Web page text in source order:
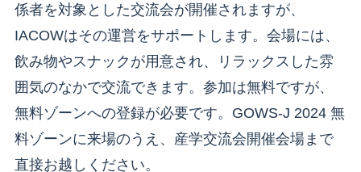
係者を対象とした交流会が開催されますが、
IACOWはその運営をサポートします。会場には、
飲み物やスナックが用意され、リラックスした雰
囲気のなかで交流できます。参加は無料ですが、
無料ゾーンへの登録が必要です。GOWS-J 2024 無
料ゾーンに来場のうえ、産学交流会開催会場まで
直接お越しください。